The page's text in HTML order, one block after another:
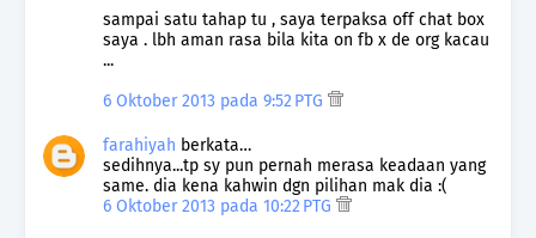
sampai satu tahap tu , saya terpaksa off chat box
saya . lbh aman rasa bila kita on fb x de org kacau
...
6 Oktober 2013 pada 9:52 PTG
farahiyah berkata…
sedihnya...tp sy pun pernah merasa keadaan yang
same. dia kena kahwin dgn pilihan mak dia :(
6 Oktober 2013 pada 10:22 PTG